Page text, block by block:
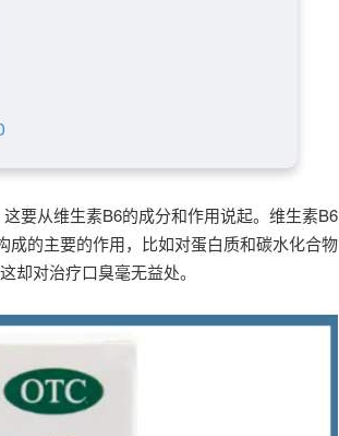
要从维生素B6的成分和作用说起。维生素B6
的主要的作用，比如对蛋白质和碳水化合物
却对治疗口臭毫无益处。